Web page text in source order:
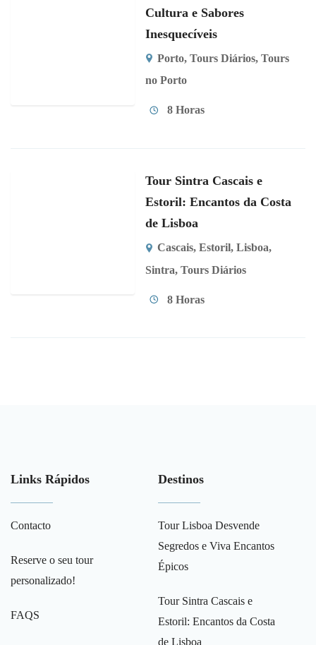
Cultura e Sabores
Inesquecíveis
Porto, Tours Diários, Tours
no Porto
8 Horas
Tour Sintra Cascais e
Estoril: Encantos da Costa
de Lisboa
Cascais, Estoril, Lisboa,
Sintra, Tours Diários
8 Horas
Links Rápidos
Contacto
Reserve o seu tour
personalizado!
FAQS
Destinos
Tour Lisboa Desvende
Segredos e Viva Encantos
Épicos
Tour Sintra Cascais e
Estoril: Encantos da Costa
de Lisboa